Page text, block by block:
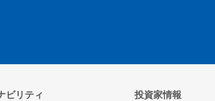
ビリティ 投資家情報